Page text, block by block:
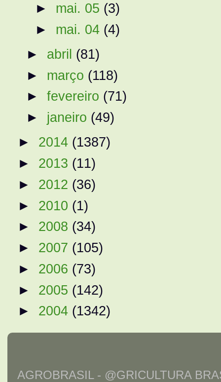
► mai. 05 (3)
► mai. 04 (4)
► abril (81)
► março (118)
►fevereiro (71)
► janeiro (49)
► 2014 (1387)
► 2013 (11)
► 2012 (36)
► 2010 (1)
► 2008 (34)
► 2007 (105)
► 2006 (73)
► 2005 (142)
► 2004 (1342)
AGROBRASIL - @GRICULTURA